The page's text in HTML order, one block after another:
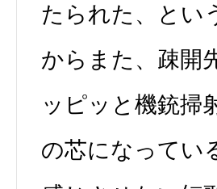
たられた、とい
からまた、疎開
ッピッと機銃掃
の芯になってい